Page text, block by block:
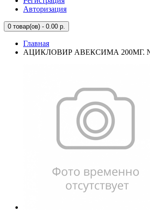
Авторизация
0 товар(ов) - 0.00 р.
Главная
АЦИКЛОВИР АВЕКСИМА 200МГ.